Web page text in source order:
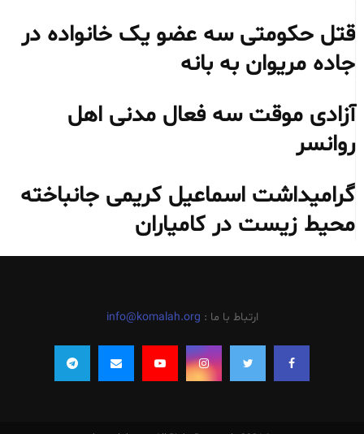
قتل حکومتی سه عضو یک خانواده در
جاده مریوان به بانه
آزادی موقت سه فعال مدنی اهل
روانسر
گرامیداشت اسماعیل کریمی جانباخته
محیط‌ زیست در کامیاران
ارتباط با ما : info@komalah.org